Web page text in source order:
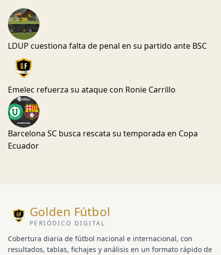
LDUP cuestiona falta de penal en su partido ante BSC
Emelec refuerza su ataque con Ronie Carrillo
Barcelona SC busca rescata su temporada en Copa
Ecuador
Golden Fútbol
PERIÓDICO DIGITAL
Cobertura diaria de fútbol nacional e internacional, con
resultados, tablas, fichajes y análisis en un formato rápido de